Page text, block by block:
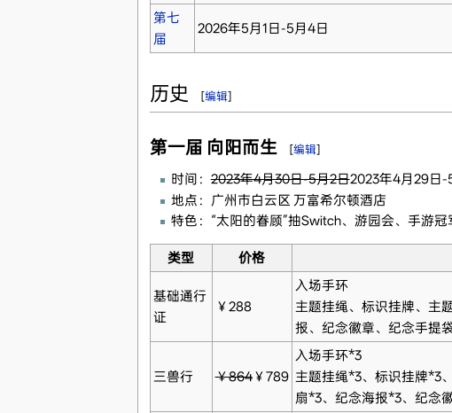
第七
届
2026年5月1日-5月4日
历史 [编辑]
第一届 向阳而生 [编辑]
时间：2023年4月30日-5月2日2023年4月29日-
地点：广州市白云区 万富希尔顿酒店
特色：“太阳的眷顾”抽Switch、游园会、手游冠
类型 价格
基础通行
证
￥288
入场手环
主题挂绳、标识挂牌、主
报、纪念徽章、纪念手提
三兽行 ￥864￥789
入场手环*3
主题挂绳*3、标识挂牌*3
扇*3、纪念海报*3、纪念